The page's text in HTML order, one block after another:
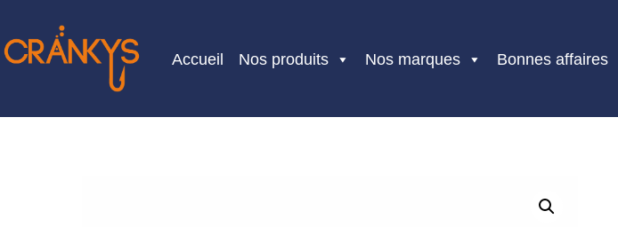
content
Accueil Nos produits Nos marques Bonnes affaires